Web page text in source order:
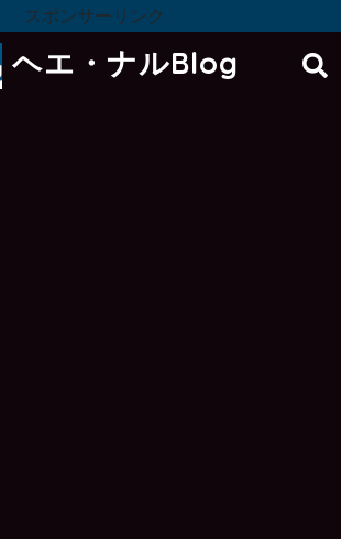
スポンサーリンク
ヘエ・ナルBlog